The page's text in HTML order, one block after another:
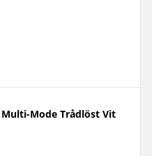
Mode Trådlöst Vit